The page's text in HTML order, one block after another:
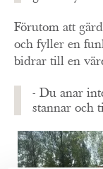
Förutom att
och fyller en
bidrar till en
- Du anar
stannar och